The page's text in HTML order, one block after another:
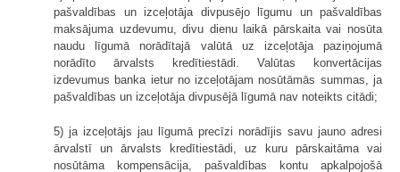
pašvaldības un izceļotāja divpusējo līgumu un pašvaldības
maksājuma uzdevumu, divu dienu laikā pārskaita vai nosūta
naudu līgumā norādītajā valūtā uz izceļotāja paziņojumā
norādīto ārvalsts kredītiestādi. Valūtas konvertācijas
izdevumus banka ietur no izceļotājam nosūtāmās summas, ja
pašvaldības un izceļotāja divpusējā līgumā nav noteikts citādi;
5) ja izceļotājs jau līgumā precīzi norādījis savu jauno adresi
ārvalstī un ārvalsts kredītiestādi, uz kuru pārskaitāma vai
nosūtāma kompensācija, pašvaldības kontu apkalpojošā